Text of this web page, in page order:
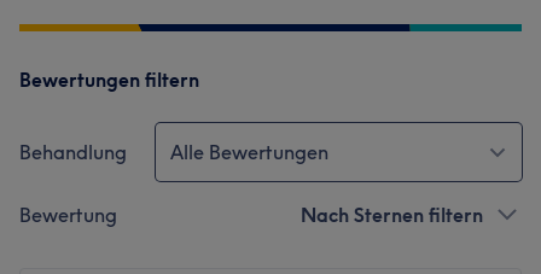
Bewertungen filtern
Behandlung Alle Bewertungen
Bewertung Nach Sternen filtern